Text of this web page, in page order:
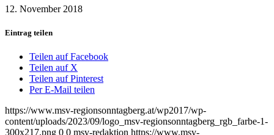
12. November 2018
Eintrag teilen
Teilen auf Facebook
Teilen auf X
Teilen auf Pinterest
Per E-Mail teilen
https://www.msv-regionsonntagberg.at/wp2017/wp-
content/uploads/2023/09/logo_msv-regionsonntagberg_rgb_farbe-1-
300x217.png 0 0 msv-redaktion https://www.msv-